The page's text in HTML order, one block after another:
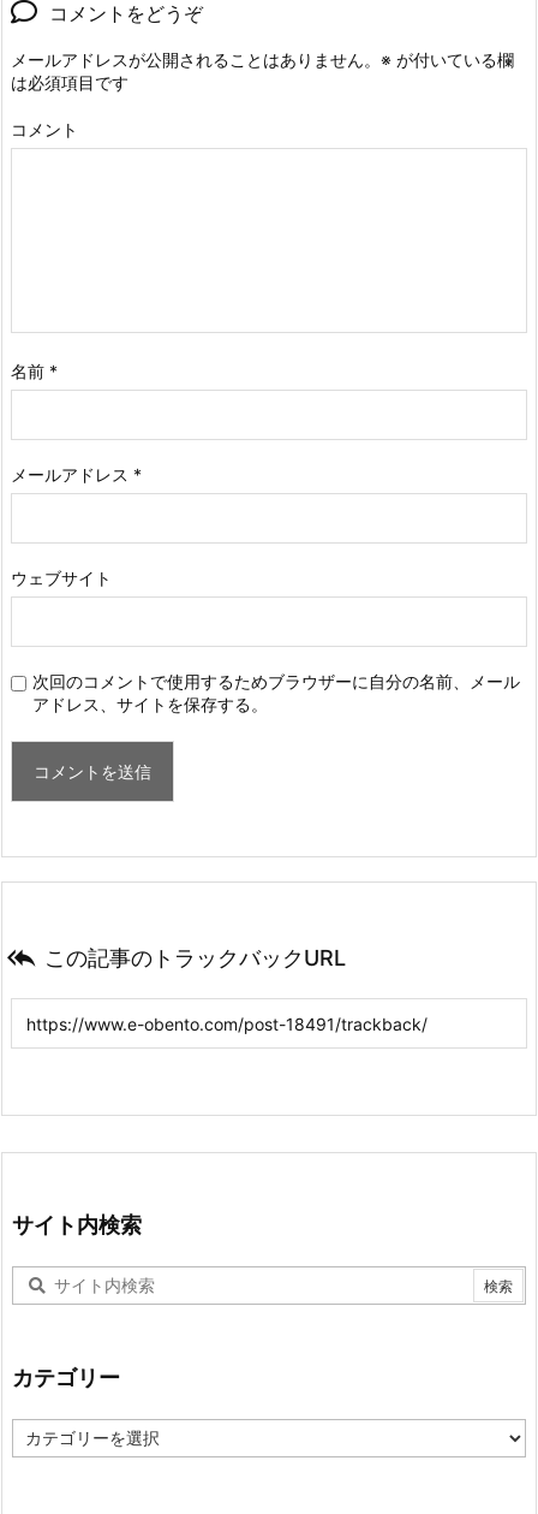
コメントをどうぞ
メールアドレスが公開されることはありません。 ※ が付いている欄
は必須項目です
コメント
名前 *
メールアドレス *
ウェブサイト
次回のコメントで使用するためブラウザーに自分の名前、メール
アドレス、サイトを保存する。
 この記事のトラックバックURL
サイト内検索
カテゴリー
テ